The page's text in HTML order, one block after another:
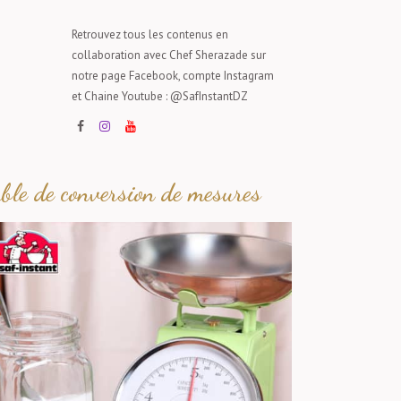
Retrouvez tous les contenus en
collaboration avec Chef Sherazade sur
notre page Facebook, compte Instagram
et Chaine Youtube : @SafInstantDZ
de conversion de mesures